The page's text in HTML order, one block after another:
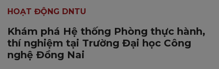
HOẠT ĐỘNG DNTU
Khám phá Hệ thống Phòng thực hành,
thí nghiệm tại Trường Đại học Công
nghệ Đồng Nai